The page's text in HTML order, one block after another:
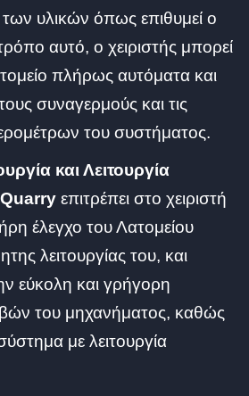
των υλικών όπως επιθυμεί ο
αυτό, ο χειριστής μπορεί
πλήρως αυτόματα και
συναγερμούς και τις
του συστήματος.
και Λειτουργία
επιτρέπει στο χειριστή
έλεγχο του Λατομείου
λειτουργίας του, και
εύκολη και γρήγορη
του μηχανήματος, καθώς
με λειτουργία